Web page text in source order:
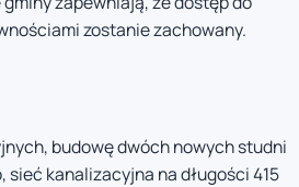
zostanie zachowany.
budowę dwóch nowych studni
kanalizacyjna na długości 415